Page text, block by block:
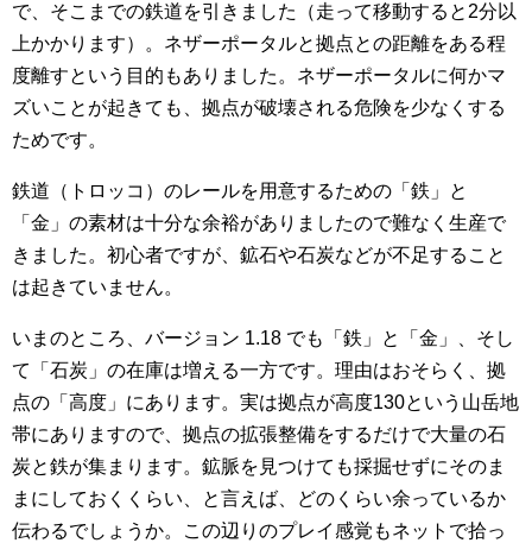
で、そこまでの鉄道を引きました（走って移動すると2分以
上かかります）。ネザーポータルと拠点との距離をある程
度離すという目的もありました。ネザーポータルに何かマ
ズいことが起きても、拠点が破壊される危険を少なくする
ためです。
鉄道（トロッコ）のレールを用意するための「鉄」と
「金」の素材は十分な余裕がありましたので難なく生産で
きました。初心者ですが、鉱石や石炭などが不足すること
は起きていません。
いまのところ、バージョン 1.18 でも「鉄」と「金」、そし
て「石炭」の在庫は増える一方です。理由はおそらく、拠
点の「高度」にあります。実は拠点が高度130という山岳地
帯にありますので、拠点の拡張整備をするだけで大量の石
炭と鉄が集まります。鉱脈を見つけても採掘せずにそのま
まにしておくくらい、と言えば、どのくらい余っているか
伝わるでしょうか。この辺りのプレイ感覚もネットで拾っ